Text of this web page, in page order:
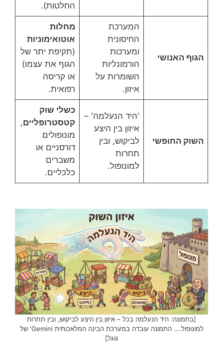
החלטות).
הגוף האנושי
המערכת
החיסונית
ומערכות
הורמונליות
השומרות על
איזון.
מחלות
אוטואימוניות
(תקיפת יתר של
הגוף את עצמו)
או קריסה
רפואית.
השוק החופשי
'היד הנעלמה' –
איזון בין היצע
לביקוש, ובין
תחרות
למונופול.
כשלי שוק
קטסטרופליים,
מונופולים
דורסניים או
משברים
כלכליים.
[בתמונה: היד הנעלמה בכל – איזון בין היצע לביקוש, ובין תחרות
למונופול.… התמונה עובדה במערכת הבינה המלאכותית Gemini' של
גוגל]